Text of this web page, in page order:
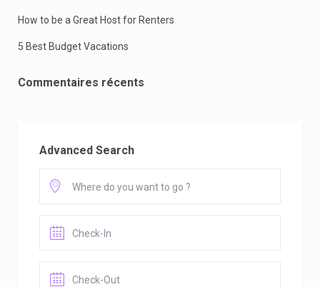
How to be a Great Host for Renters
5 Best Budget Vacations
Commentaires récents
Advanced Search